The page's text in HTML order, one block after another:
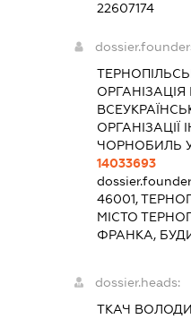
22607174
ОРГАНІЗАЦІЯ
ОРГАНІЗАЦІЇ
ЧОРНОБИЛЬ
14033693
46001,
МІСТО
ФРАНКА,
dossier.heads:
ТКАЧ